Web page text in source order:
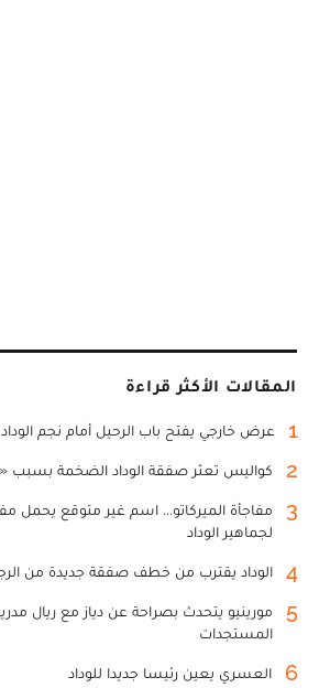
المقالات الأكثر قراءة
1 عرض خارجي يفتح باب الرحيل أمام نجم
2 كواليس تعثر صفقة الوداد الضخمة بسبب
3
مفاجأة الميركاتو... اسم غير متوقع يحمل
لجماهير الوداد
4 الوداد يقترب من خطف صفقة جديدة من
5
مورينيو يتحدث بصراحة عن دياز مع ريال
المستجدات
6 العسري يعين رئيسا جديدا للوداد